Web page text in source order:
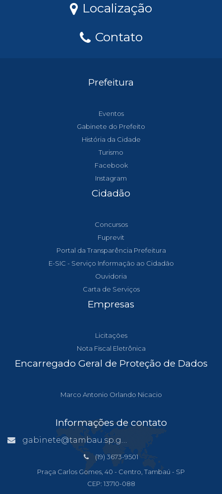
Localização
Contato
Prefeitura
Eventos
Gabinete do Prefeito
História da Cidade
Turismo
Facebook
Instagram
Cidadão
Concursos
Fuprevit
Portal da Transparência Prefeitura
E-SIC - Serviço Informação ao Cidadão
Ouvidoria
Carta de Serviços
Empresas
Licitações
Nota Fiscal Eletrônica
Encarregado Geral de Proteção de Dados
Marco Antonio Orlando Nicacio
Informações de contato
gabinete@tambau.sp.gov.br
(19) 3673-9501
Praça Carlos Gomes, 40 - Centro, Tambaú - SP
CEP: 13710-088